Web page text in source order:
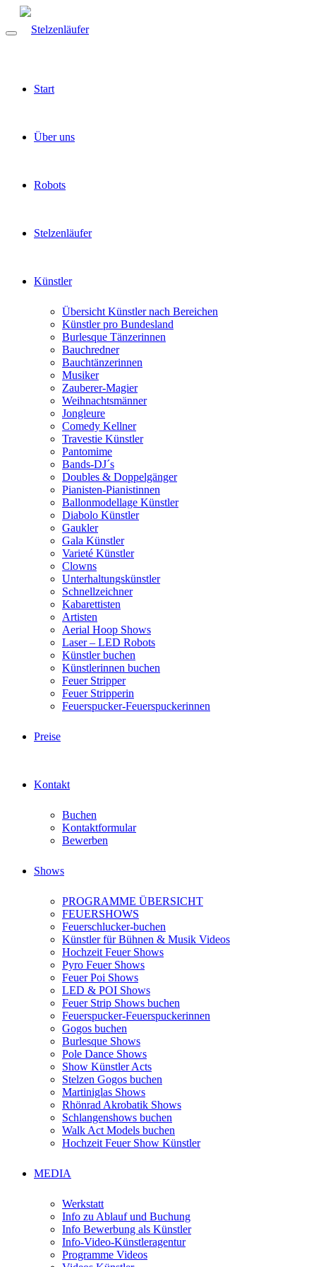
Start
Über uns
Robots
Stelzenläufer
Künstler
Übersicht Künstler nach Bereichen
Künstler pro Bundesland
Burlesque Tänzerinnen
Bauchredner
Bauchtänzerinnen
Musiker
Zauberer-Magier
Weihnachtsmänner
Jongleure
Comedy Kellner
Travestie Künstler
Pantomime
Bands-DJ´s
Doubles & Doppelgänger
Pianisten-Pianistinnen
Ballonmodellage Künstler
Diabolo Künstler
Gaukler
Gala Künstler
Varieté Künstler
Clowns
Unterhaltungskünstler
Schnellzeichner
Kabarettisten
Artisten
Aerial Hoop Shows
Laser – LED Robots
Künstler buchen
Künstlerinnen buchen
Feuer Stripper
Feuer Stripperin
Feuerspucker-Feuerspuckerinnen
Preise
Kontakt
Buchen
Kontaktformular
Bewerben
Shows
PROGRAMME ÜBERSICHT
FEUERSHOWS
Feuerschlucker-buchen
Künstler für Bühnen & Musik Videos
Hochzeit Feuer Shows
Pyro Feuer Shows
Feuer Poi Shows
LED & POI Shows
Feuer Strip Shows buchen
Feuerspucker-Feuerspuckerinnen
Gogos buchen
Burlesque Shows
Pole Dance Shows
Show Künstler Acts
Stelzen Gogos buchen
Martiniglas Shows
Rhönrad Akrobatik Shows
Schlangenshows buchen
Walk Act Models buchen
Hochzeit Feuer Show Künstler
MEDIA
Werkstatt
Info zu Ablauf und Buchung
Info Bewerbung als Künstler
Info-Video-Künstleragentur
Programme Videos